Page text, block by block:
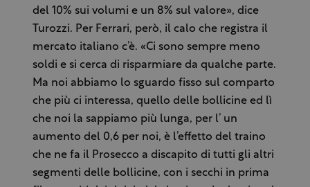
del 10% sui volumi e un 8% sul valore», dice
Turozzi. Per Ferrari, però, il calo che registra il
mercato italiano c’è. «Ci sono sempre meno
soldi e si cerca di risparmiare da qualche parte.
Ma noi abbiamo lo sguardo fisso sul comparto
che più ci interessa, quello delle bollicine ed lì
che noi la sappiamo più lunga, per l’ un
aumento del 0,6 per noi, è l’effetto del traino
che ne fa il Prosecco a discapito di tutti gli altri
segmenti delle bollicine, con i secchi in prima